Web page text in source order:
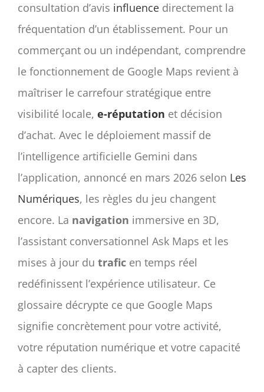
consultation d’avis influence directement la
fréquentation d’un établissement. Pour un
commerçant ou un indépendant, comprendre
le fonctionnement de Google Maps revient à
maîtriser le carrefour stratégique entre
visibilité locale, e-réputation et décision
d’achat. Avec le déploiement massif de
l’intelligence artificielle Gemini dans
l’application, annoncé en mars 2026 selon Les
Numériques, les règles du jeu changent
encore. La navigation immersive en 3D,
l’assistant conversationnel Ask Maps et les
mises à jour du trafic en temps réel
redéfinissent l’expérience utilisateur. Ce
glossaire décrypte ce que Google Maps
signifie concrètement pour votre activité,
votre réputation numérique et votre capacité
à capter des clients.